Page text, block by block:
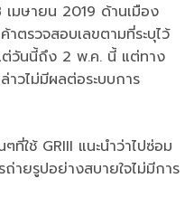
มษายน 2019 ด้านเมือง
ตรวจสอบเลขตามที่ระบุไว้
ต่วันนี้ถึง 2 พ.ค. นี้ แต่ทาง
วไม่มีผลต่อระบบการ
ใช้ GRIII แนะนำว่าไปซ่อม
ถ่ายรูปอย่างสบายใจไม่มีการ